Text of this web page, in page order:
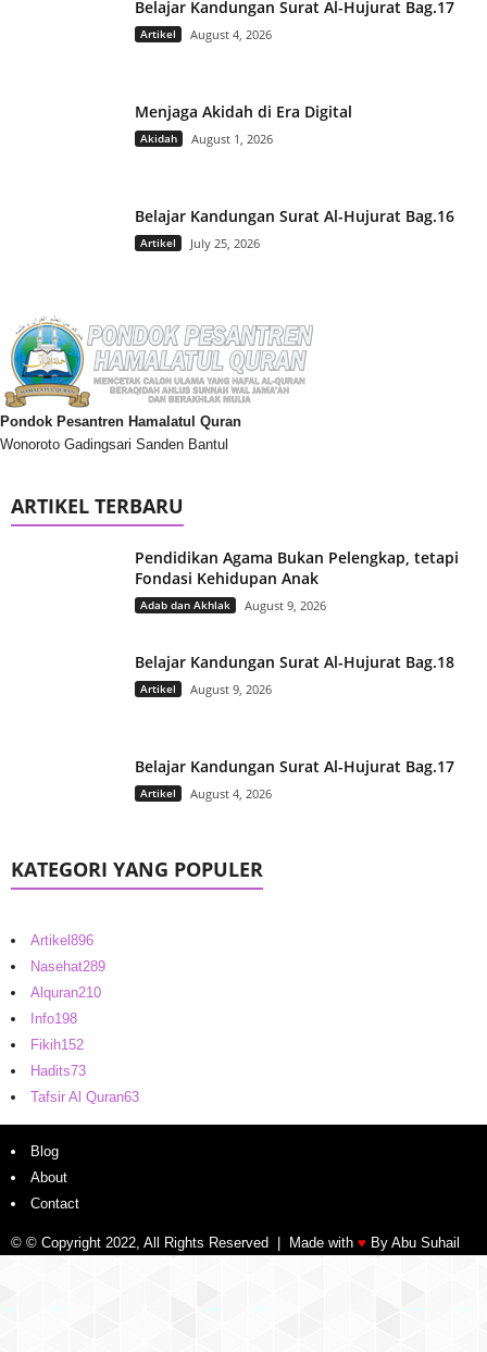
Belajar Kandungan Surat Al-Hujurat Bag.17
Artikel August 4, 2026
Menjaga Akidah di Era Digital
Akidah August 1, 2026
Belajar Kandungan Surat Al-Hujurat Bag.16
Artikel July 25, 2026
Pondok Pesantren Hamalatul Quran
Wonoroto Gadingsari Sanden Bantul
ARTIKEL TERBARU
Pendidikan Agama Bukan Pelengkap, tetapi
Fondasi Kehidupan Anak
Adab dan Akhlak August 9, 2026
Belajar Kandungan Surat Al-Hujurat Bag.18
Artikel August 9, 2026
Belajar Kandungan Surat Al-Hujurat Bag.17
Artikel August 4, 2026
KATEGORI YANG POPULER
Artikel 896
Nasehat289
Alquran210
Info198
Fikih152
Hadits73
Tafsir Al Quran63
Blog
About
Contact
© © Copyright 2022, All Rights Reserved | Made with ♥ By Abu Suhail